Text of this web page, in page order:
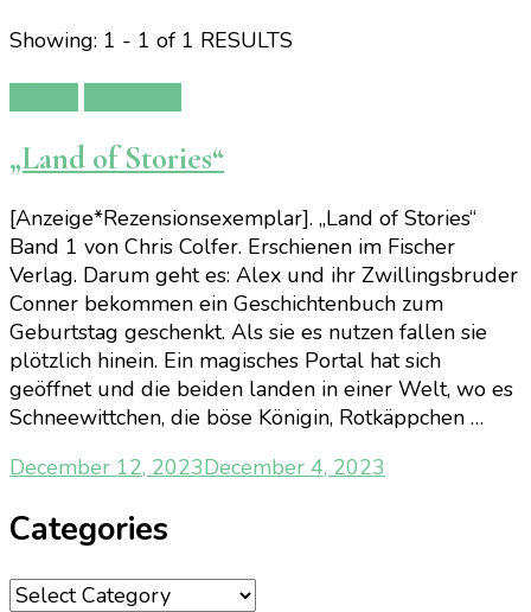
Showing: 1 - 1 of 1 RESULTS
„Land of Stories“
[Anzeige*Rezensionsexemplar]. „Land of Stories“
Band 1 von Chris Colfer. Erschienen im Fischer
Verlag. Darum geht es: Alex und ihr Zwillingsbruder
Conner bekommen ein Geschichtenbuch zum
Geburtstag geschenkt. Als sie es nutzen fallen sie
plötzlich hinein. Ein magisches Portal hat sich
geöffnet und die beiden landen in einer Welt, wo es
Schneewittchen, die böse Königin, Rotkäppchen …
December 12, 2023December 4, 2023
Categories
Categories